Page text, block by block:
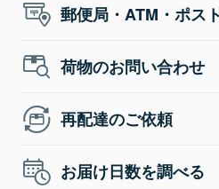
郵便局・ATM・ポス
荷物のお問い合わせ
再配達のご依頼
お届け日数を調べる